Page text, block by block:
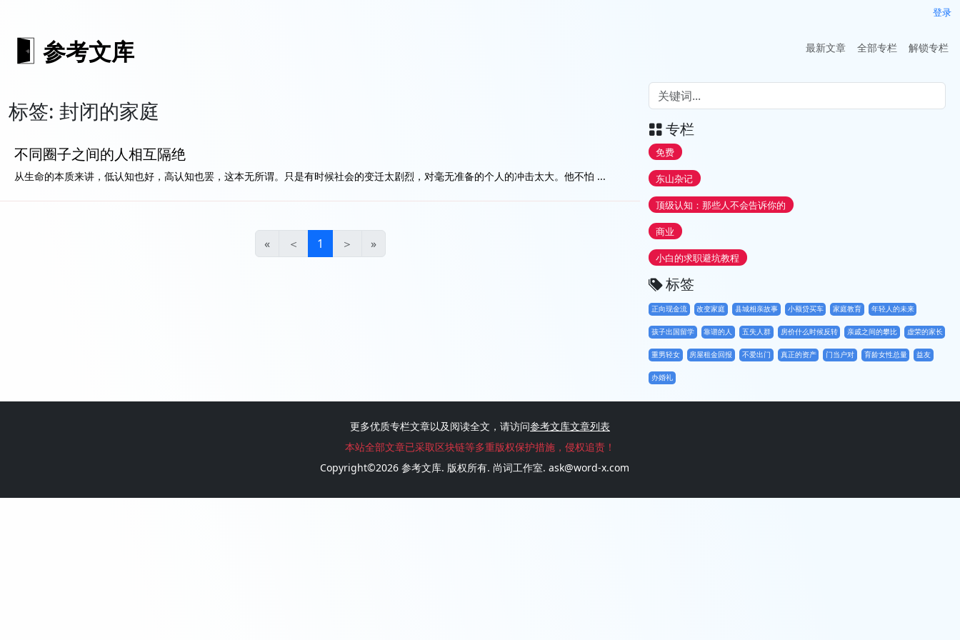
登录
参考文库 最新文章 全部专栏 解锁专栏
标签: 封闭的家庭
不同圈子之间的人相互隔绝
从生命的本质来讲，低认知也好，高认知也罢，这本无所谓。只是有时候社会的变迁太剧烈，对毫无准备的个人的冲击太大。他不怕 ...
« ＜ 1 ＞ »
专栏
免费
东山杂记
顶级认知：那些人不会告诉你的
商业
小白的求职避坑教程
标签
正向现金流 改变家庭 县城相亲故事 小额贷买车 家庭教育 年轻人的未来
孩子出国留学 靠谱的人 五失人群 房价什么时候反转 亲戚之间的攀比 虚荣的家长
重男轻女 房屋租金回报 不爱出门 真正的资产 门当户对 育龄女性总量 益友
办婚礼
更多优质专栏文章以及阅读全文，请访问参考文库文章列表
本站全部文章已采取区块链等多重版权保护措施，侵权追责！
Copyright©2026 参考文库. 版权所有. 尚词工作室. ask@word-x.com